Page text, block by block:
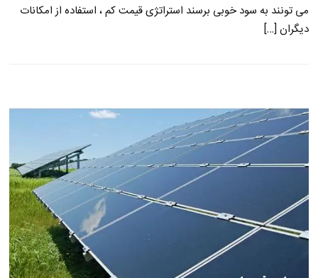
می تونند به سود خوبی برسند استراتژی قیمت کم ، استفاده از امکانات
دیگران […]